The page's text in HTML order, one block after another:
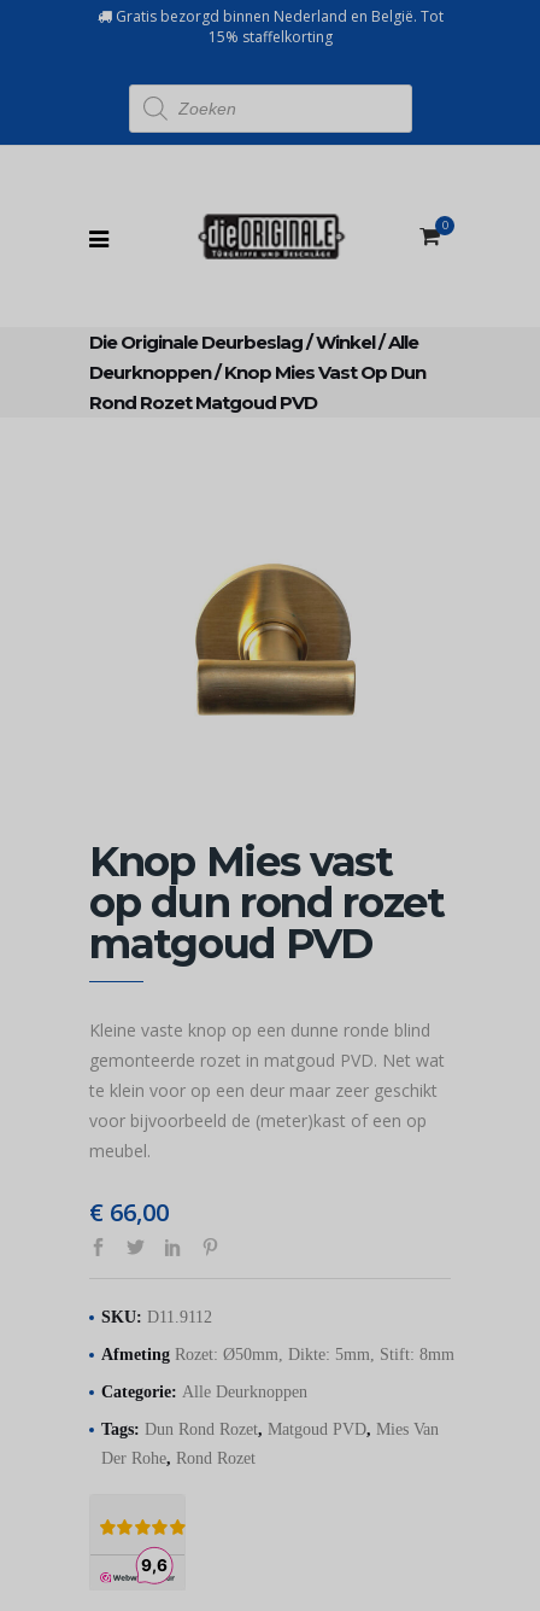
Gratis bezorgd binnen Nederland en België. Tot
15% staffelkorting
Producten
zoeken
0
Die Originale Deurbeslag/Winkel/Alle
Deurknoppen/Knop Mies Vast Op Dun
Rond Rozet Matgoud PVD
Knop Mies vast
op dun rond rozet
matgoud PVD
Kleine vaste knop op een dunne ronde blind
gemonteerde rozet in matgoud PVD. Net wat
te klein voor op een deur maar zeer geschikt
voor bijvoorbeeld de (meter)kast of een op
meubel.
€ 66,00
SKU: D11.9112
Afmeting Rozet: Ø50mm, Dikte: 5mm, Stift: 8mm
Categorie: Alle Deurknoppen
Tags: Dun Rond Rozet, Matgoud PVD, Mies Van
Der Rohe, Rond Rozet